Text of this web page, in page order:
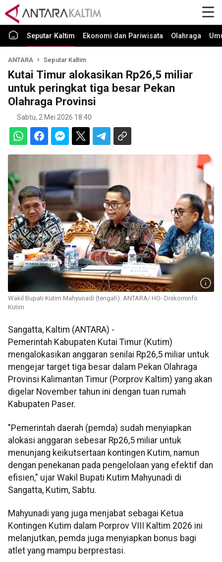
Seputar Kaltim Ekonomi dan Pariwisata Olahraga
ANTARA Seputar Kaltim
Kutai Timur alokasikan Rp26,5 miliar
untuk peringkat tiga besar Pekan
Olahraga Provinsi
Sabtu, 2 Mei 2026 18:40
Wakil Bupati Kutim Mahyunadi (tengah). ANTARA/ HO- Diskominfo
Kutim
Sangatta, Kaltim (ANTARA) -
Pemerintah Kabupaten Kutai Timur (Kutim)
mengalokasikan anggaran senilai Rp26,5 miliar untuk
mengejar target tiga besar dalam Pekan Olahraga
Provinsi Kalimantan Timur (Porprov Kaltim) yang akan
digelar November tahun ini dengan tuan rumah
Kabupaten Paser.
"Pemerintah daerah (pemda) sudah menyiapkan
alokasi anggaran sebesar Rp26,5 miliar untuk
menunjang keikutsertaan kontingen Kutim, namun
dengan penekanan pada pengelolaan yang efektif dan
efisien," ujar Wakil Bupati Kutim Mahyunadi di
Sangatta, Kutim, Sabtu.
Mahyunadi yang juga menjabat sebagai Ketua
Kontingen Kutim dalam Porprov VIII Kaltim 2026 ini
melanjutkan, pemda juga menyiapkan bonus bagi
atlet yang mampu berprestasi.